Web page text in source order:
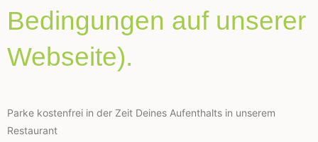
Bedingungen auf unserer
Webseite).
Parke kostenfrei in der Zeit Deines Aufenthalts in unserem
Restaurant